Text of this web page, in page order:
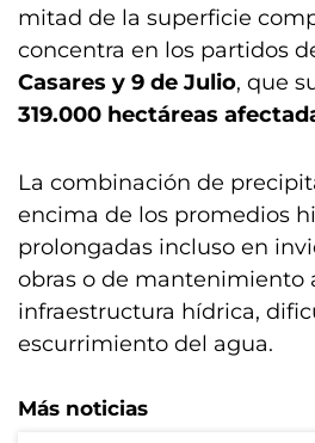
mitad de la superficie
concentra en los partidos
Casares y 9 de Julio, que
319.000 hectáreas
La combinación de
encima de los promedios
prolongadas incluso en
obras o de mantenimiento
infraestructura hídrica,
escurrimiento del agua.
Más noticias